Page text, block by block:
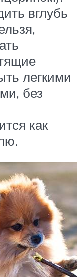
вглубь
легкими
без
как